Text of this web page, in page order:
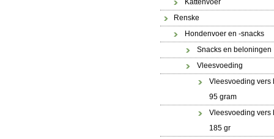
Kattenvoer
Renske
Hondenvoer en -snacks
Snacks en beloningen
Vleesvoeding
Vleesvoeding vers
95 gram
Vleesvoeding vers
185 gr